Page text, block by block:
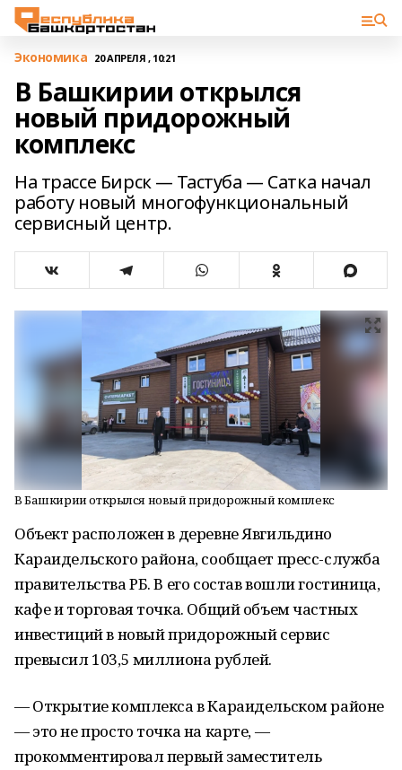
Экономика 20 АПРЕЛЯ , 10:21
В Башкирии открылся
новый придорожный
комплекс
На трассе Бирск — Тастуба — Сатка начал
работу новый многофункциональный
сервисный центр.
В Башкирии открылся новый придорожный комплекс
Объект расположен в деревне Явгильдино
Караидельского района, сообщает пресс-служба
правительства РБ. В его состав вошли гостиница,
кафе и торговая точка. Общий объем частных
инвестиций в новый придорожный сервис
превысил 103,5 миллиона рублей.
— Открытие комплекса в Караидельском районе
— это не просто точка на карте, —
прокомментировал первый заместитель